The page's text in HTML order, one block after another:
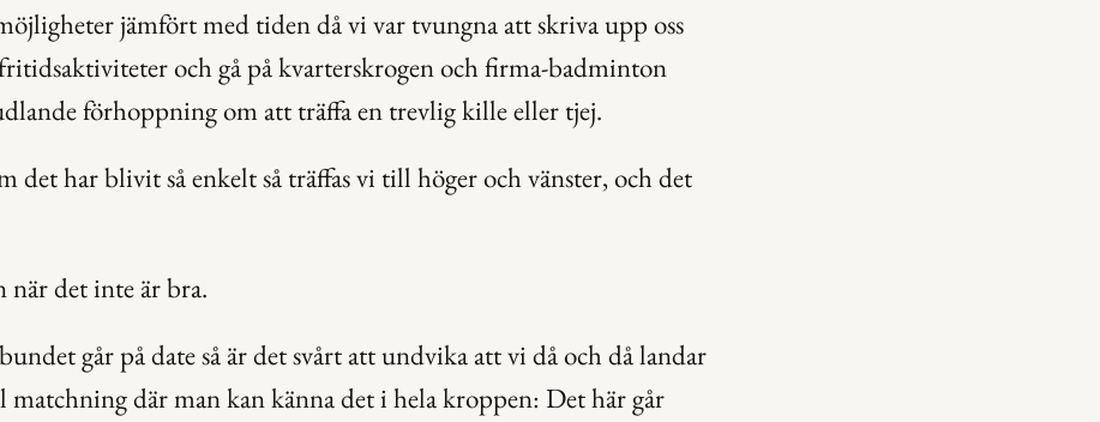
jämfört med tiden då vi var tvungna att skriva upp oss
och gå på kvarterskrogen och firma-badminton
förhoppning om att träffa en trevlig kille eller tjej.
det har blivit så enkelt så träffas vi till höger och vänster, och det
när det inte är bra.
går på date så är det svårt att undvika att vi då och då landar
matchning där man kan känna det i hela kroppen: Det här går